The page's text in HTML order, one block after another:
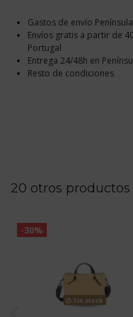
Gastos de envío
Envíos gratis a partir de
Portugal
Entrega 24/48h en
Resto de condiciones
20 otros
-30%
Sin stock